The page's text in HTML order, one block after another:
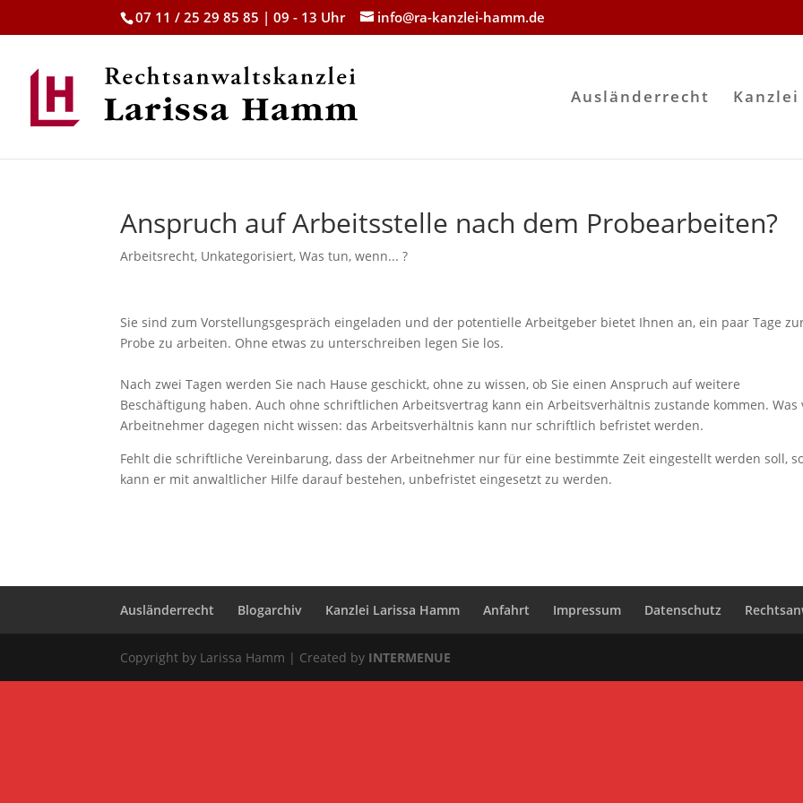
07 11 / 25 29 85 85 | 09 - 13 Uhr info@ra-kanzlei-hamm.de
Ausländerrecht Kanzlei
Anspruch auf Arbeitsstelle nach dem Probearbeiten?
Arbeitsrecht, Unkategorisiert,Was tun, wenn... ?
Sie sind zum Vorstellungsgespräch eingeladen und der potentielle Arbeitgeber bietet Ihnen an, ein paar Tage
Probe zu arbeiten. Ohne etwas zu unterschreiben legen Sie los.
Nach zwei Tagen werden Sie nach Hause geschickt, ohne zu wissen, ob Sie einen Anspruch auf weitere
Beschäftigung haben. Auch ohne schriftlichen Arbeitsvertrag kann ein Arbeitsverhältnis zustande kommen. Was
Arbeitnehmer dagegen nicht wissen: das Arbeitsverhältnis kann nur schriftlich befristet werden.
Fehlt die schriftliche Vereinbarung, dass der Arbeitnehmer nur für eine bestimmte Zeit eingestellt werden soll,
kann er mit anwaltlicher Hilfe darauf bestehen, unbefristet eingesetzt zu werden.
Ausländerrecht Blogarchiv Kanzlei Larissa Hamm Anfahrt Impressum Datenschutz
Copyright by Larissa Hamm | Created by INTERMENUE